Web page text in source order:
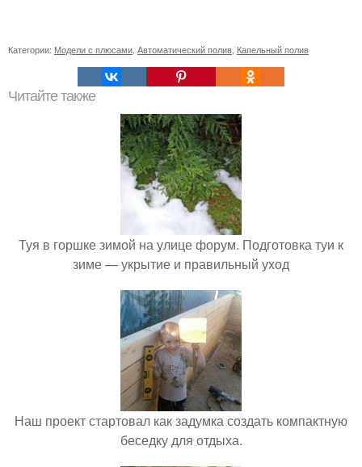
Категории: Модели с плюсами Автоматический полив Капельный полив
Читайте также
Туя в горшке зимой на улице форум. Подготовка туи к
зиме — укрытие и правильный уход
Наш проект стартовал как задумка создать компактную
беседку для отдыха.